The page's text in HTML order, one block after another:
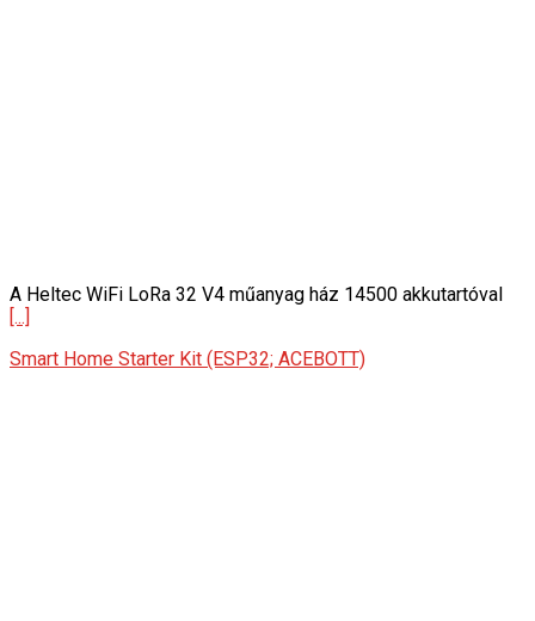
A Heltec WiFi LoRa 32 V4 műanyag ház 14500 akkutartóval
[...]
Smart Home Starter Kit (ESP32; ACEBOTT)